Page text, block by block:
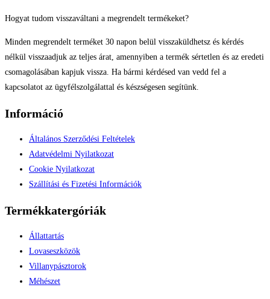
Hogyat tudom visszaváltani a megrendelt termékeket?
Minden megrendelt terméket 30 napon belül visszaküldhetsz és kérdés
nélkül visszaadjuk az teljes árat, amennyiben a termék sértetlen és az eredeti
csomagolásában kapjuk vissza. Ha bármi kérdésed van vedd fel a
kapcsolatot az ügyfélszolgálattal és készségesen segítünk.
Információ
Általános Szerződési Feltételek
Adatvédelmi Nyilatkozat
Cookie Nyilatkozat
Szállítási és Fizetési Információk
Termékkatergóriák
Állattartás
Lovaseszközök
Villanypásztorok
Méhészet